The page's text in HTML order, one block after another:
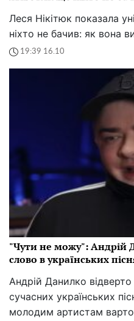
Леся Нікітюк показала
ніхто не бачив: як вона
19:39 16.10
"Чути не можу": Андрій
слово в українських
Андрій Данилко
сучасних українських
молодим артистам